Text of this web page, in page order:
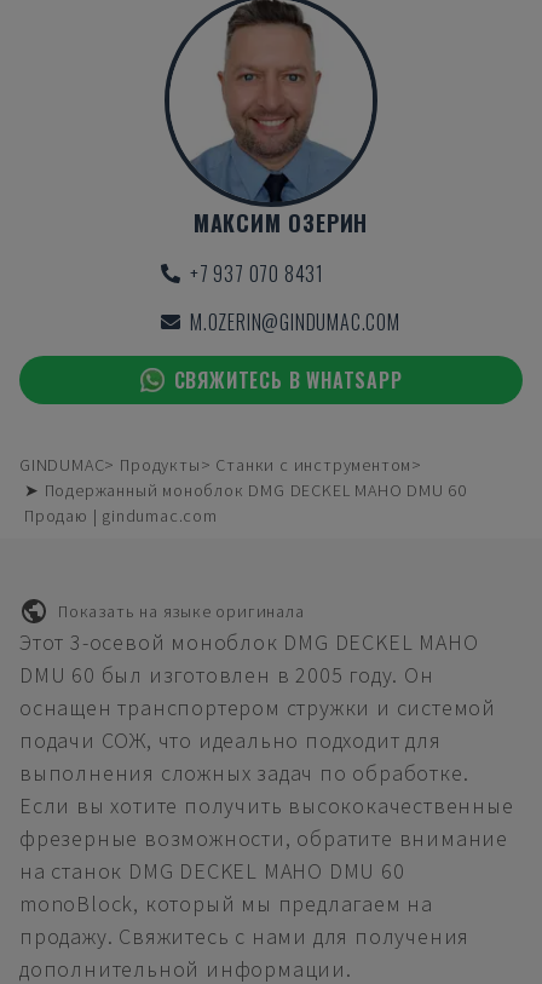
МАКСИМ ОЗЕРИН
+7 937 070 8431
M.OZERIN@GINDUMAC.COM
СВЯЖИТЕСЬ В WHATSAPP
GINDUMAC Продукты
Станки с инструментом
➤ Подержанный моноблок DMG DECKEL MAHO DMU 60
Продаю | gindumac.com
Показать на языке оригинала
Этот 3-осевой моноблок DMG DECKEL MAHO
DMU 60 был изготовлен в 2005 году. Он
оснащен транспортером стружки и системой
подачи СОЖ, что идеально подходит для
выполнения сложных задач по обработке.
Если вы хотите получить высококачественные
фрезерные возможности, обратите внимание
на станок DMG DECKEL MAHO DMU 60
monoBlock, который мы предлагаем на
продажу. Свяжитесь с нами для получения
дополнительной информации.